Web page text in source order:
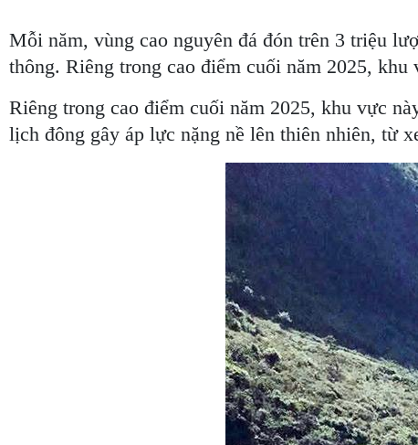
Mỗi năm, vùng cao nguyên đá đón trên 3 triệu
thông. Riêng trong cao điểm cuối năm 2025,
Riêng trong cao điểm cuối năm 2025, khu vực
lịch đông gây áp lực nặng nề lên thiên nhiên, từ